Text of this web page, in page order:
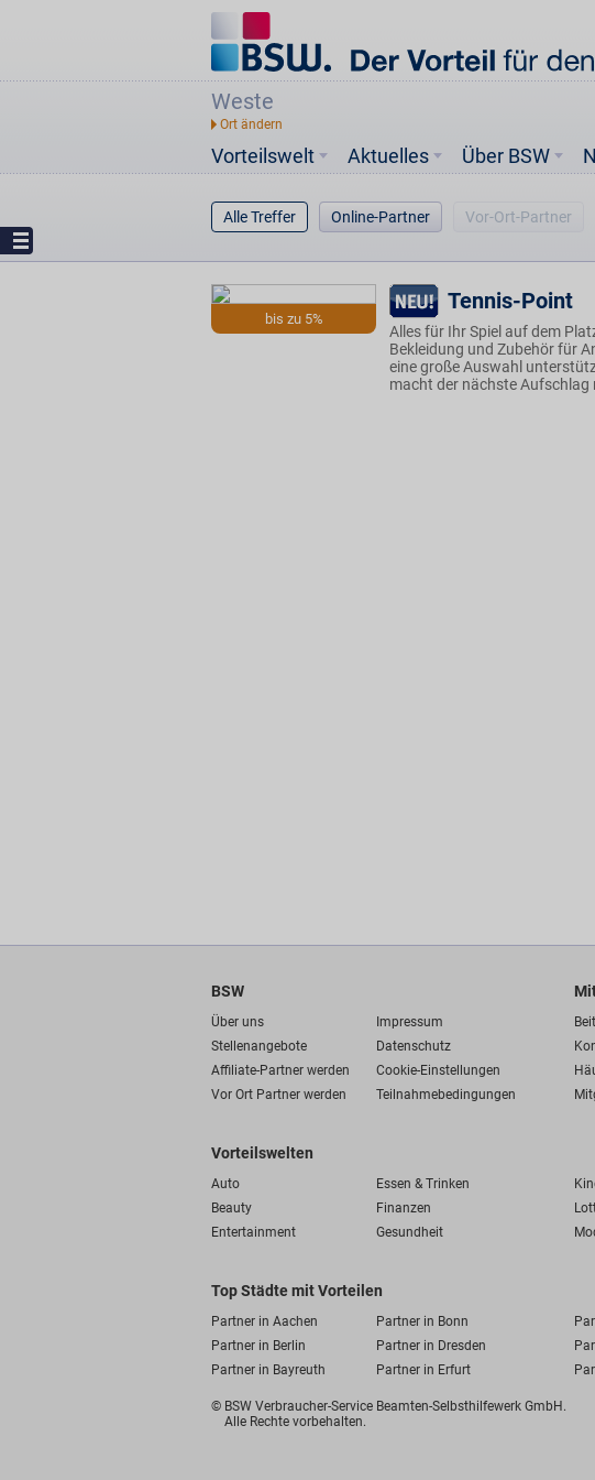
Weste
Vorteilswelt Aktuelles Über BSW
Alle Treffer Online-Partner Vor-Ort-Partner
bis zu 5%
Tennis-Point
Alles für Ihr Spiel auf dem
Bekleidung und Zubehör für
eine große Auswahl
macht der nächste Aufschlag
BSW
Über uns
Impressum
Stellenangebote
Datenschutz
Affiliate-Partner werden
Cookie-Einstellungen
Vor Ort Partner werden
Teilnahmebedingungen
Vorteilswelten
Auto Essen & Trinken
Beauty
Finanzen
Entertainment
Gesundheit
Top Städte mit Vorteilen
Partner in Aachen Partner in Bonn
Partner in Berlin
Partner in Dresden
Partner in Bayreuth
Partner in Erfurt
© BSW Verbraucher-Service Beamten-Selbsthilfewerk GmbH.
Alle Rechte vorbehalten.